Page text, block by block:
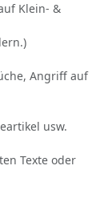
Klein- &
Angriff auf
usw.
Texte oder